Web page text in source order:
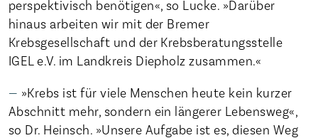
perspektivisch benötigen«, so Lucke. »Darüber
hinaus arbeiten wir mit der Bremer
Krebsgesellschaft und der Krebsberatungsstelle
IGEL e.V. im Landkreis Diepholz zusammen.«
»Krebs ist für viele Menschen heute kein kurzer
Abschnitt mehr, sondern ein längerer Lebensweg«,
so Dr. Heinsch. »Unsere Aufgabe ist es, diesen Weg